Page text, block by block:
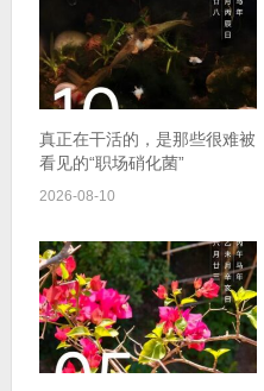
真正在干活的，是那些很难被
看见的“职场硝化菌”
2026-08-10